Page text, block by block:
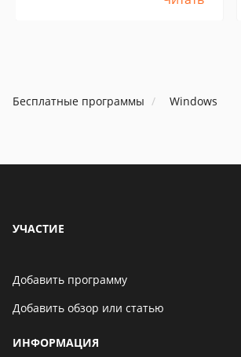
Бесплатные программы Windows
УЧАСТИЕ
Добавить программу
Добавить обзор или статью
ИНФОРМАЦИЯ